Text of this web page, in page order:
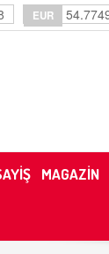
EUR
MAGAZİN